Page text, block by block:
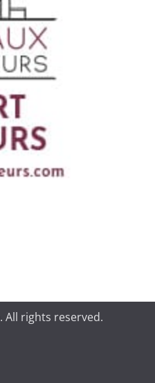
. All rights reserved.